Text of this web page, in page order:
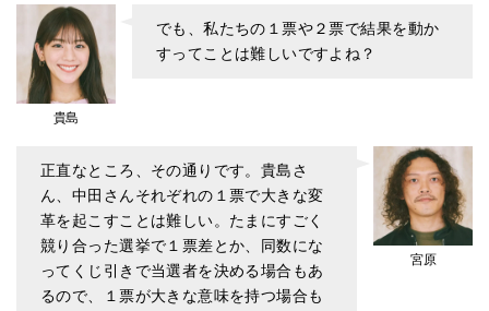
貴島
でも、私たちの１票や２票で結果を動か
すってことは難しいですよね？
宮原
正直なところ、その通りです。貴島さ
ん、中田さんそれぞれの１票で大きな変
革を起こすことは難しい。たまにすごく
競り合った選挙で１票差とか、同数にな
ってくじ引きで当選者を決める場合もあ
るので、１票が大きな意味を持つ場合も